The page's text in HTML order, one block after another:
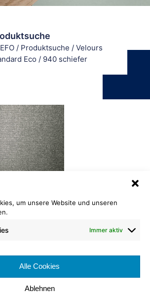
um unsere Website und unseren
Immer aktiv
Alle Cookies
Ablehnen
/ Produktsuche / Velours
Eco / 940 schiefer
ca. 200 cm
Eco